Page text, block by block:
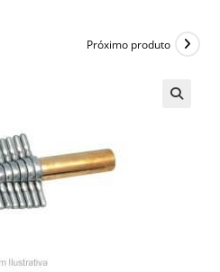
Próximo produto